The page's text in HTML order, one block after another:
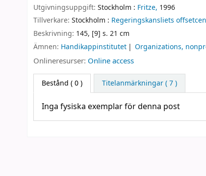
Utgivningsuppgift: Stockholm : Fritze, 1996
Tillverkare: Stockholm : Regeringskansliets
Beskrivning: 145, [9] s. 21 cm
Ämnen: Handikappinstitutet Organizations,
Onlineresurser: Online access
Bestånd ( 0 ) Titelanmärkningar ( 7 )
Inga fysiska exemplar för denna post